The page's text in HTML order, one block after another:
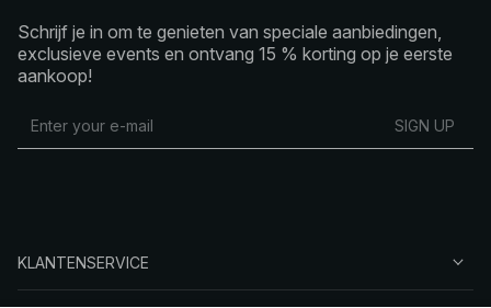
Schrijf je in om te genieten van speciale aanbiedingen,
exclusieve events en ontvang 15 % korting op je eerste
aankoop!
SIGN UP
KLANTENSERVICE